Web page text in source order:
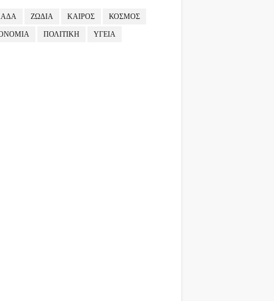
ΖΩΔΙΑ ΚΑΙΡΟΣ ΚΟΣΜΟΣ
ΠΟΛΙΤΙΚΗ ΥΓΕΙΑ